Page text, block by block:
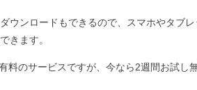
ウンロードもできるので、スマホやタブ
きます。
料のサービスですが、今なら2週間お試し